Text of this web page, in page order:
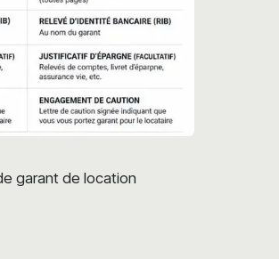
garant de location